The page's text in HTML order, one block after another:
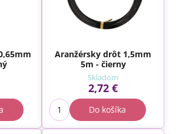
Aranžérsky drôt 1,5mm
5m - čierny
Skladom
2,72 €
Do košíka